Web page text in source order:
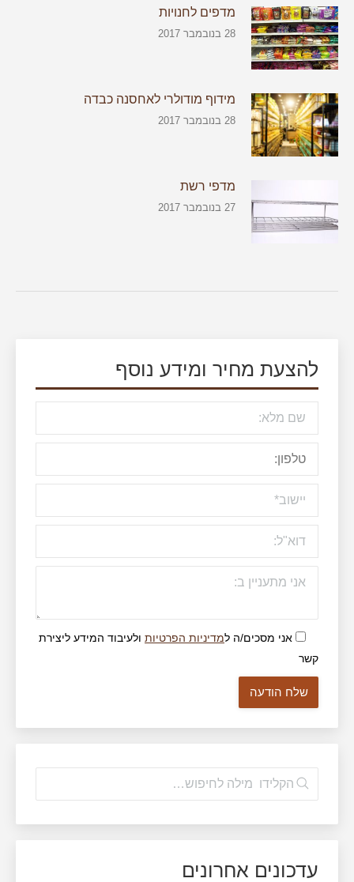
מדפים לחנויות
28 בנובמבר 2017
מידוף מודולרי לאחסנה כבדה
28 בנובמבר 2017
מדפי רשת
27 בנובמבר 2017
להצעת מחיר ומידע נוסף
אני מסכים/ה למדיניות הפרטיות ולעיבוד המידע ליצירת
קשר
עדכונים אחרונים